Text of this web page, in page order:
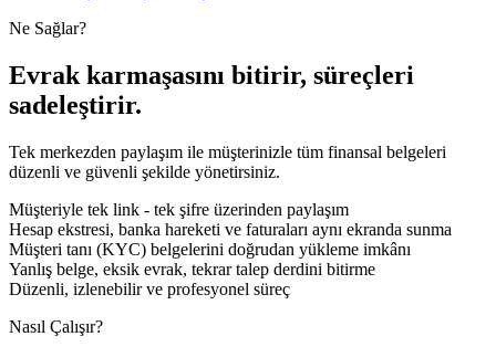
Ne Sağlar?
Evrak karmaşasını bitirir, süreçleri
sadeleştirir.
Tek merkezden paylaşım ile müşterinizle tüm finansal belgeleri
düzenli ve güvenli şekilde yönetirsiniz.
Müşteriyle tek link - tek şifre üzerinden paylaşım
Hesap ekstresi, banka hareketi ve faturaları aynı ekranda sunma
Müşteri tanı (KYC) belgelerini doğrudan yükleme imkânı
Yanlış belge, eksik evrak, tekrar talep derdini bitirme
Düzenli, izlenebilir ve profesyonel süreç
Nasıl Çalışır?